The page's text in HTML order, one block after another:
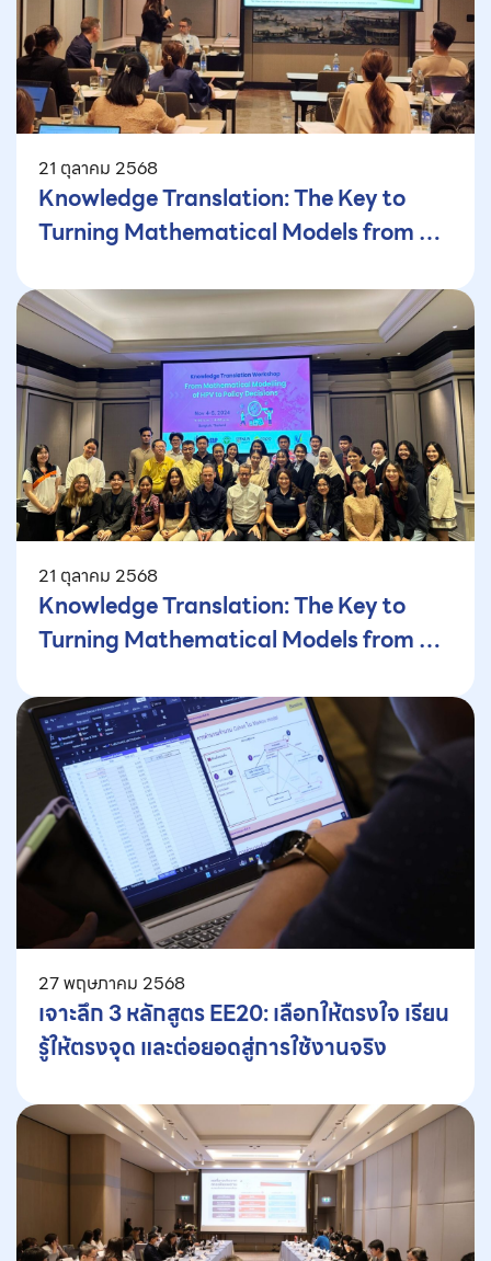
21 ตุลาคม 2568
Knowledge Translation: The Key to
Turning Mathematical Models from a
Policy Decision-Making: Bridging the
Gap (Part 2)—How Thailand is Making
Complex Health Models Work for
Policy
21 ตุลาคม 2568
Knowledge Translation: The Key to
Turning Mathematical Models from a
Policy Decision-Making (Part 1) — How
Mathematical Modeling Supports
Public Health—and Why It’s Not
Enough
27 พฤษภาคม 2568
เจาะลึก 3 หลักสูตร EE20: เลือกให้ตรงใจ เรียน
รู้ให้ตรงจุด และต่อยอดสู่การใช้งานจริง